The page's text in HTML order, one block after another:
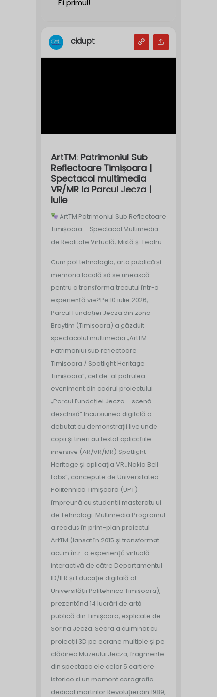
Fii primul!
cidupt
ArtTM: Patrimoniul Sub
Reflectoare Timișoara |
Spectacol multimedia
VR/MR la Parcul Jecza |
Iulie
ArtTM Patrimoniul Sub Reflectoare
Timișoara – Spectacol Multimedia
de Realitate Virtuală, Mixtă și Teatru
Cum pot tehnologia, arta publică și
memoria locală să se unească
pentru a transforma trecutul într-o
experiență vie?Pe 10 iulie 2026,
Parcul Fundației Jecza din zona
Braytim (Timișoara) a găzduit
spectacolul multimedia „ArtTM -
Patrimoniul sub reflectoare
Timișoara / Spotlight Heritage
Timișoara”, cel de-al patrulea
eveniment din cadrul proiectului
„Parcul Fundației Jecza – scenă
deschisă”.Incursiunea digitală a
debutat cu demonstrații live unde
copii și tineri au testat aplicațiile
imersive (AR/VR/MR) Spotlight
Heritage și aplicația VR „Nokia Bell
Labs”, concepute de Universitatea
Politehnica Timișoara (UPT)
împreună cu studenții masteratului
de Tehnologii Multimedia.Programul
a readus în prim-plan proiectul
ArtTM (lansat în 2015 și transformat
acum într-o experiență virtuală
interactivă de către Departamentul
ID/IFR și Educație digitală al
Universității Politehnica Timișoara),
prezentând 14 lucrări de artă
publică din Timișoara, explicate de
Sorina Jecza. Seara a culminat cu
proiecții 3D pe ecrane multiple și pe
clădirea Muzeului Jecza, fragmente
din spectacolele celor 5 cartiere
istorice și un moment coregrafic
dedicat martirilor Revoluției din 1989,